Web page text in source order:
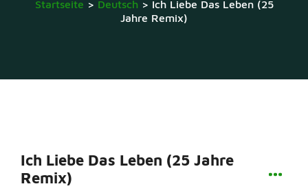
Startseite > Deutsch > Ich Liebe Das Leben (25
Jahre Remix)
Ich Liebe Das Leben (25 Jahre
Remix)